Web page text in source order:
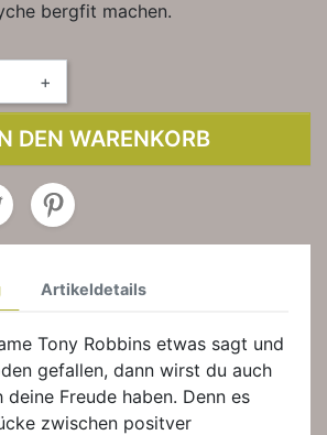
bergfit machen.
+
DEN WARENKORB
Artikeldetails
Tony Robbins etwas sagt und
gefallen, dann wirst du auch
deine Freude haben. Denn es
zwischen positver